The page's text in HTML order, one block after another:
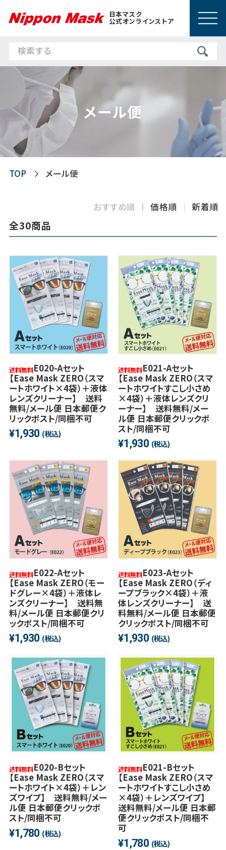
日本マスク
公式オンラインストア
メール便
TOP メール便
全30商品
E020-Aセット
【Ease Mask ZERO（スマ
ートホワイト×4袋）＋液体
レンズクリーナー】 送料
無料/メール便 日本郵便ク
リックポスト/同梱不可
¥1,930 (税込)
E021-Aセット
【Ease Mask ZERO（スマ
ートホワイトすこし小さめ
×4袋）＋液体レンズクリ
ーナー】 送料無料/メー
ル便 日本郵便クリックポ
スト/同梱不可
¥1,930 (税込)
E022-Aセット
【Ease Mask ZERO（モー
ドグレー×4袋）＋液体レ
ンズクリーナー】 送料無
料/メール便 日本郵便クリ
ックポスト/同梱不可
¥1,930 (税込)
E023-Aセット
【Ease Mask ZERO（ディ
ープブラック×4袋）＋液
体レンズクリーナー】 送
料無料/メール便 日本郵便
クリックポスト/同梱不可
¥1,930 (税込)
E020-Bセット
【Ease Mask ZERO（スマ
ートホワイト×4袋）＋レン
ズワイプ】 送料無料/メー
ル便 日本郵便クリックポ
スト/同梱不可
¥1,780 (税込)
E021-Bセット
【Ease Mask ZERO（スマ
ートホワイトすこし小さめ
×4袋）＋レンズワイプ】
送料無料/メール便 日本郵
便クリックポスト/同梱不
可
¥1,780 (税込)
おすすめ順 価格順 新着順